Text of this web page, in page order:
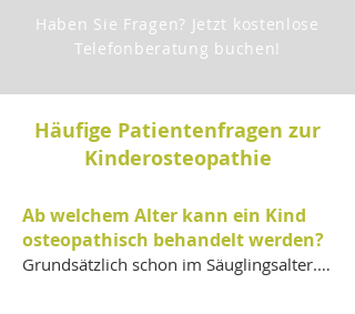
Haben Sie Fragen? Jetzt kostenlose
Telefonberatung buchen!
Häufige Patientenfragen zur
Kinderosteopathie
Ab welchem Alter kann ein Kind
osteopathisch behandelt werden?
Grundsätzlich schon im Säuglingsalter.